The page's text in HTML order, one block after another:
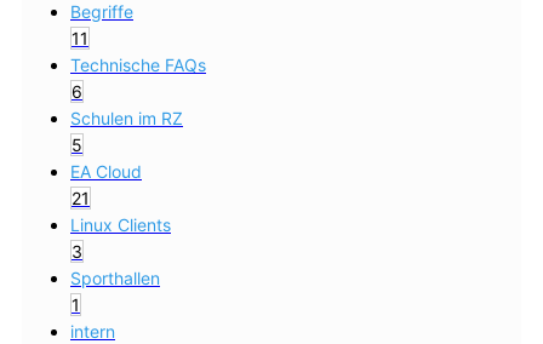
Begriffe
11
Technische FAQs
6
Schulen im RZ
5
EA Cloud
21
Linux Clients
3
Sporthallen
1
intern